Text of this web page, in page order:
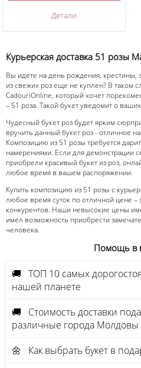
Детали
Курьерская доставка 51 розы
Вы идете на день рождения, крестины,
из свежих роз еще не куплен? В таком
CadouriOnline, который хочет
– 51 роза. Такой букет уведомит о
Чудесный букет роз будет ярким
вручить данный букет роз - отличное
Композицию из 51 розы требуется
намерениями. Если для демонстрации
приобрели красивый букет из роз,
любое время в вашем распоряжении.
Купить композицию из 51 розы с
любое время суток по отличной цене –
конкурентов. Наши невысокие цены
имел возможность приобрести
человека.
Помощь в
🚚 ТОП 10 самых
нашей планете
🚚 Стоимость доставки
различные города Молдовы
🌼 Как выбрать букет в